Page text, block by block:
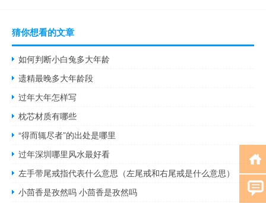
猜你想看的文章
如何判断小白兔多大年龄
遗精最晚多大年龄段
过年大年怎样写
枕芯材质有哪些
“得而辄尽者”的出处是哪里
过年深圳哪里风水最好看
左手带尾戒指代表什么意思（左尾戒和右尾戒是什么意思）
小茴香是孜然吗 小茴香是孜然吗